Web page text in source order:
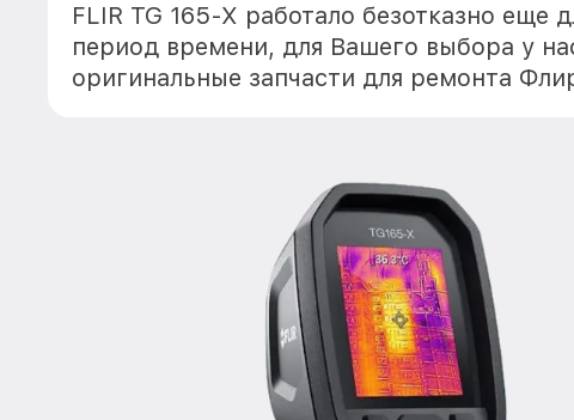
FLIR TG 165-X работало безотказно еще
период времени, для Вашего выбора у
оригинальные запчасти для ремонта